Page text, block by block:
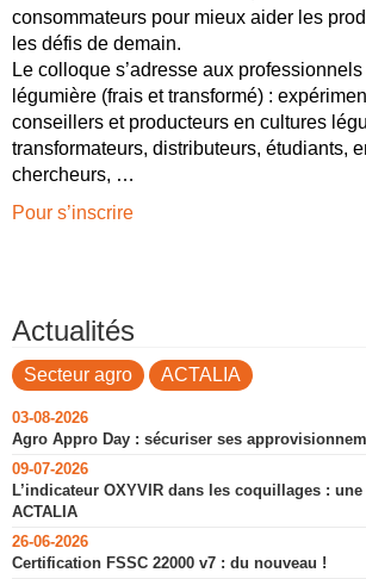
consommateurs pour mieux aider les
les défis de demain.
Le colloque s’adresse aux
légumière (frais et transformé) :
conseillers et producteurs en cultures
transformateurs, distributeurs, étudiants,
chercheurs, …
Pour s’inscrire
Actualités
Secteur agro ACTALIA
03-08-2026
Agro Appro Day : sécuriser ses
09-07-2026
L’indicateur OXYVIR dans les coquillages :
ACTALIA
26-06-2026
Certification FSSC 22000 v7 : du nouveau !